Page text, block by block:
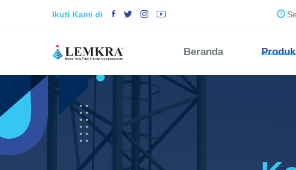
Ikuti Kami di
Beranda Produk